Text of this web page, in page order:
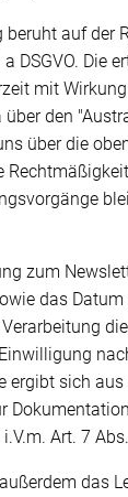
beruht auf der
DSGVO. Die
mit
den
über die
zum
das
ergibt sich
Art. 7
das